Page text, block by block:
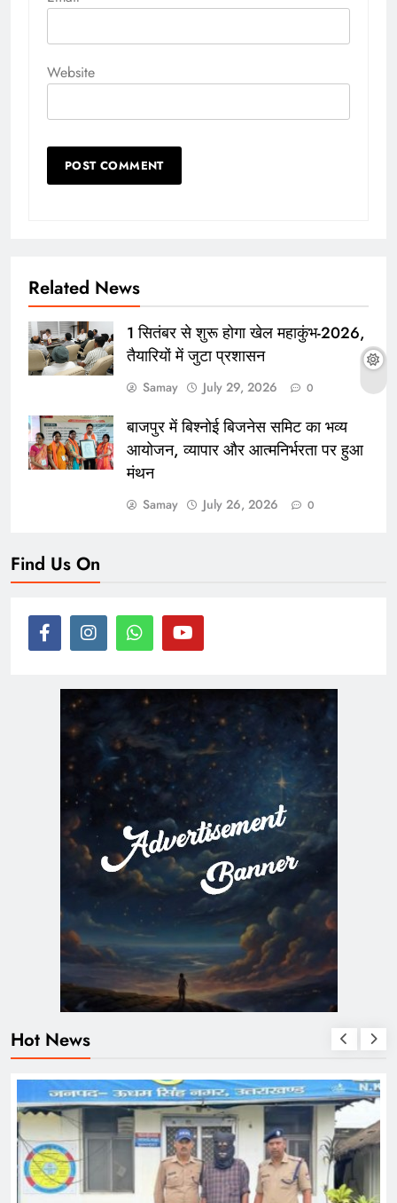
Website
Related News
1 सितंबर से शुरू होगा खेल महाकुंभ-2026,
तैयारियों में जुटा प्रशासन
Samay July 29, 2026 0
बाजपुर में बिश्नोई बिजनेस समिट का भव्य
आयोजन, व्यापार और आत्मनिर्भरता पर हुआ
मंथन
Samay July 26, 2026 0
Find Us On
Hot News